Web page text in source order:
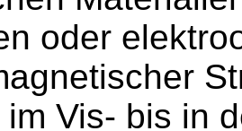
oder
Vis- bis in